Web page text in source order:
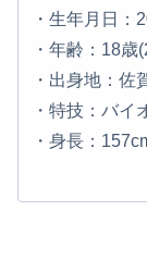
・生年月日：
・年齢：18
・出身地：佐
・特技：バイ
・身長：